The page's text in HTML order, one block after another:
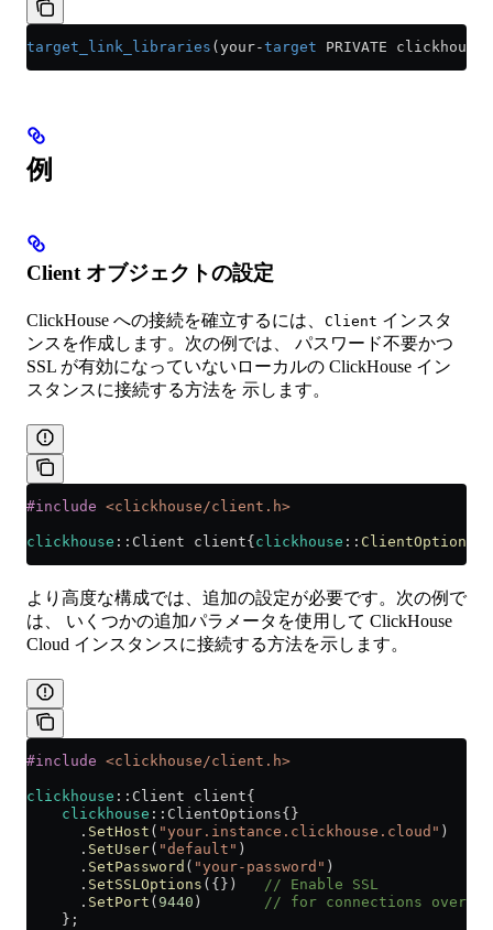
target_link_libraries (your-target PRIVATE
例
Client オブジェクトの設定
ClickHouse への接続を確立するには、 Client インスタ
ンスを作成します。次の例では、 パスワード不要かつ
SSL が有効になっていないローカルの ClickHouse イン
スタンスに接続する方法を 示します。
#include <clickhouse/client.h>
clickhouse ::Client client{ clickhouse :: ClientOptions
より高度な構成では、追加の設定が必要です。次の例で
は、 いくつかの追加パラメータを使用して ClickHouse
Cloud インスタンスに接続する方法を示します。
#include <clickhouse/client.h>
clickhouse ::Client client{
    clickhouse
::ClientOptions{}
      .
SetHost ( "your.instance.clickhouse.cloud" )
      .
SetUser( "default" )
      .
SetPassword ( "your-password" )
      .
SetSSLOptions ({})
   // Enable SSL
      .
SetPort ( 9440 )
// for connections over
    };